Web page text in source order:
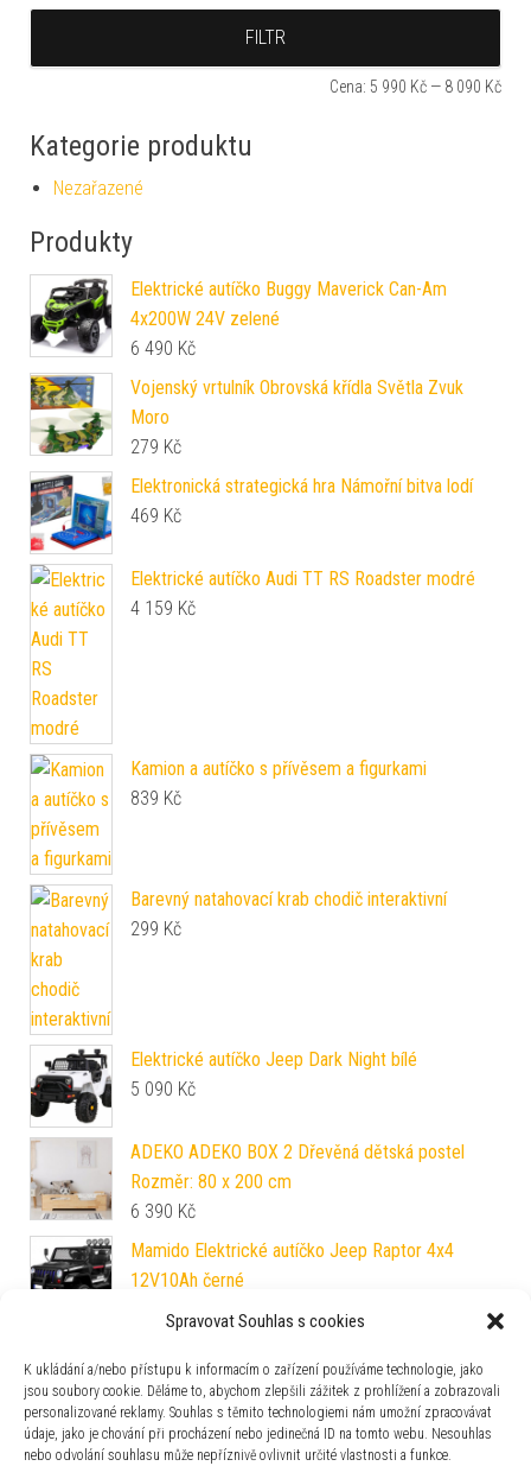
Spravovat Souhlas s cookies
K ukládání a/nebo přístupu k informacím o zařízení používáme technologie, jako
jsou soubory cookie. Děláme to, abychom zlepšili zážitek z prohlížení a zobrazovali
personalizované reklamy. Souhlas s těmito technologiemi nám umožní zpracovávat
údaje, jako je chování při procházení nebo jedinečná ID na tomto webu. Nesouhlas
nebo odvolání souhlasu může nepříznivě ovlivnit určité vlastnosti a funkce.
FILTR
Cena: 5 990 Kč — 8 090 Kč
Kategorie produktu
Nezařazené
Produkty
Elektrické autíčko Buggy Maverick Can-Am
4x200W 24V zelené
6 490 Kč
Vojenský vrtulník Obrovská křídla Světla Zvuk
Moro
279 Kč
Elektronická strategická hra Námořní bitva lodí
469 Kč
Elektrické autíčko Audi TT RS Roadster modré
4 159 Kč
Kamion a autíčko s přívěsem a figurkami
839 Kč
Barevný natahovací krab chodič interaktivní
299 Kč
Elektrické autíčko Jeep Dark Night bílé
5 090 Kč
ADEKO ADEKO BOX 2 Dřevěná dětská postel
Rozměr: 80 x 200 cm
6 390 Kč
Mamido Elektrické autíčko Jeep Raptor 4x4
12V10Ah černé
6 890
149Kč